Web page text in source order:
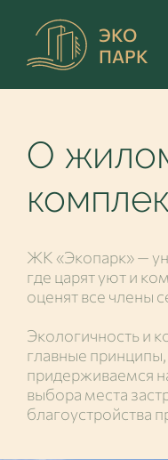
ЭКО
ПАРК
О
ЖК «Экопарк» —
где царят уют и
оценят все члены
Экологичность и
главные
придерживаемся
выбора места
благоустройства